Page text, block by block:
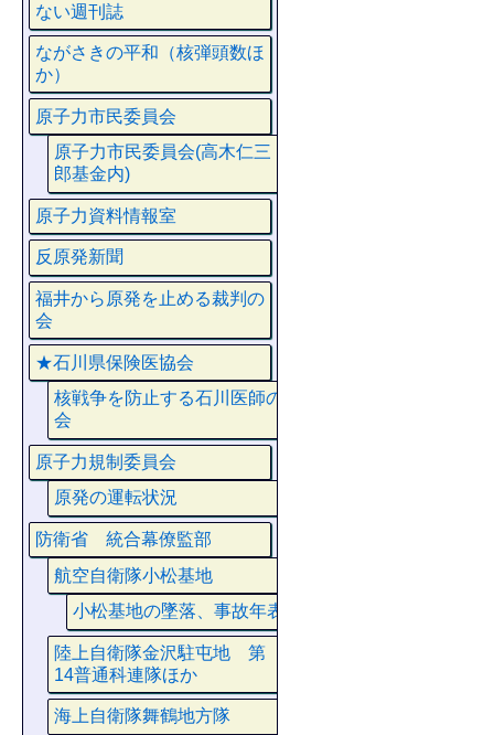
ない週刊誌
ながさきの平和（核弾頭数ほ
か）
原子力市民委員会
原子力市民委員会(高木仁三
郎基金内)
原子力資料情報室
反原発新聞
福井から原発を止める裁判の
会
★石川県保険医協会
核戦争を防止する石川医師の
会
原子力規制委員会
原発の運転状況
防衛省 統合幕僚監部
航空自衛隊小松基地
小松基地の墜落、事故年表
陸上自衛隊金沢駐屯地 第
14普通科連隊ほか
海上自衛隊舞鶴地方隊